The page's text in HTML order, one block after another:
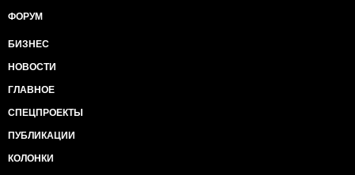
ФОРУМ
БИЗНЕС
НОВОСТИ
ГЛАВНОЕ
СПЕЦПРОЕКТЫ
ПУБЛИКАЦИИ
КОЛОНКИ